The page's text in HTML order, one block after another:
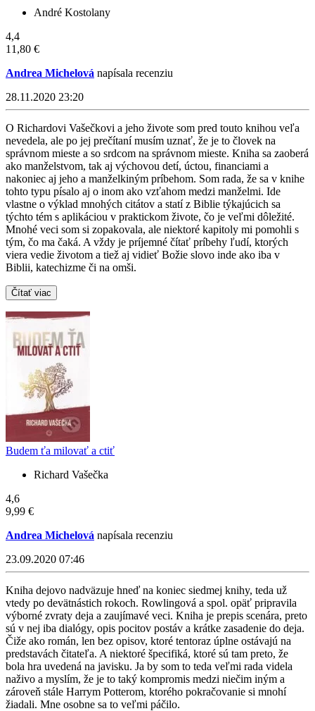
André Kostolany
4,4
11,80 €
Andrea Michelová napísala recenziu
28.11.2020 23:20
O Richardovi Vašečkovi a jeho živote som pred touto knihou veľa
nevedela, ale po jej prečítaní musím uznať, že je to človek na
správnom mieste a so srdcom na správnom mieste. Kniha sa zaoberá
ako manželstvom, tak aj výchovou detí, úctou, financiami a
nakoniec aj jeho a manželkiným príbehom. Som rada, že sa v knihe
tohto typu písalo aj o inom ako vzťahom medzi manželmi. Ide
vlastne o výklad mnohých citátov a statí z Biblie týkajúcich sa
týchto tém s aplikáciou v praktickom živote, čo je veľmi dôležité.
Mnohé veci som si zopakovala, ale niektoré kapitoly mi pomohli s
tým, čo ma čaká. A vždy je príjemné čítať príbehy ľudí, ktorých
viera vedie životom a tiež aj vidieť Božie slovo inde ako iba v
Biblii, katechizme či na omši.
Čítať viac
Budem ťa milovať a ctiť
Richard Vašečka
4,6
9,99 €
Andrea Michelová napísala recenziu
23.09.2020 07:46
Kniha dejovo nadväzuje hneď na koniec siedmej knihy, teda už
vtedy po devätnástich rokoch. Rowlingová a spol. opäť pripravila
výborné zvraty deja a zaujímavé veci. Kniha je prepis scenára, preto
sú v nej iba dialógy, opis pocitov postáv a krátke zasadenie do deja.
Čiže ako román, len bez opisov, ktoré tentoraz úplne ostávajú na
predstavách čitateľa. A niektoré špecifiká, ktoré sú tam preto, že
bola hra uvedená na javisku. Ja by som to teda veľmi rada videla
naživo a myslím, že je to taký kompromis medzi niečim iným a
zároveň stále Harrym Potterom, ktorého pokračovanie si mnohí
žiadali. Mne osobne sa to veľmi páčilo.